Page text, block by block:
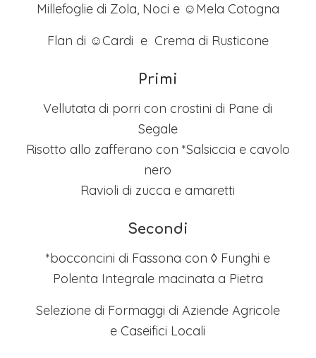
Millefoglie di Zola, Noci e ☺Mela Cotogna
Flan di ☺Cardi e Crema di Rusticone
Primi
Vellutata di porri con crostini di Pane di
Segale
Risotto allo zafferano con *Salsiccia e cavolo
nero
Ravioli di zucca e amaretti
Secondi
*bocconcini di Fassona con ◊ Funghi e
Polenta Integrale macinata a Pietra
Selezione di Formaggi di Aziende Agricole
e Caseifici Locali